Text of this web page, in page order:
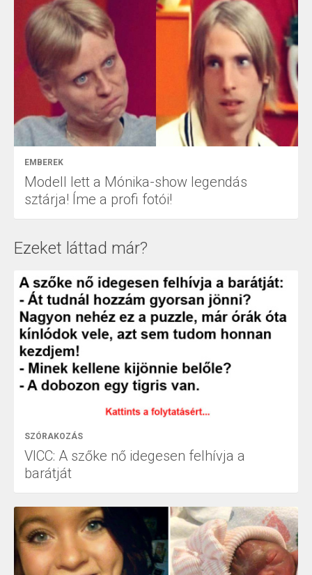
EMBEREK
Modell lett a Mónika-show legendás
sztárja! Íme a profi fotói!
Ezeket láttad már?
SZÓRAKOZÁS
VICC: A szőke nő idegesen felhívja a
barátját